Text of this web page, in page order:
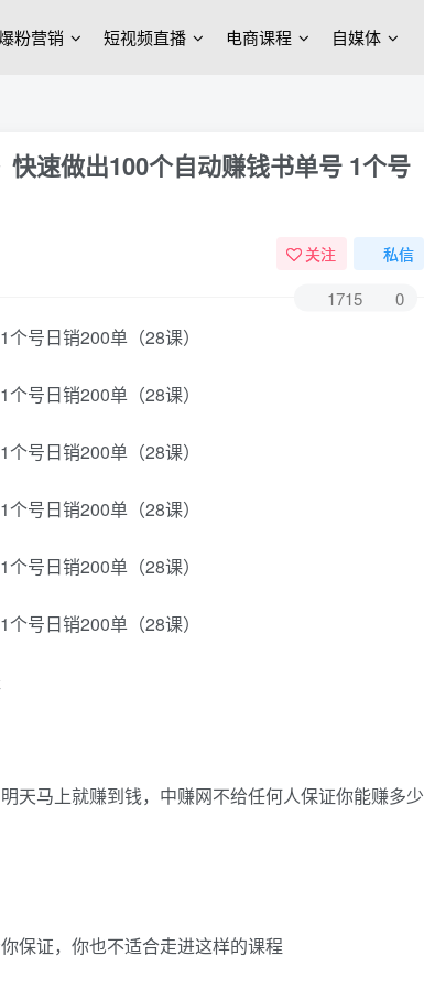
粉营销 短视频直播 电商课程 自媒体
快速做出100个自动赚钱书单号 1个号
关注 私信
1715 0
天马上就赚到钱，中赚网不给任何人保证你能赚多少
保证，你也不适合走进这样的课程